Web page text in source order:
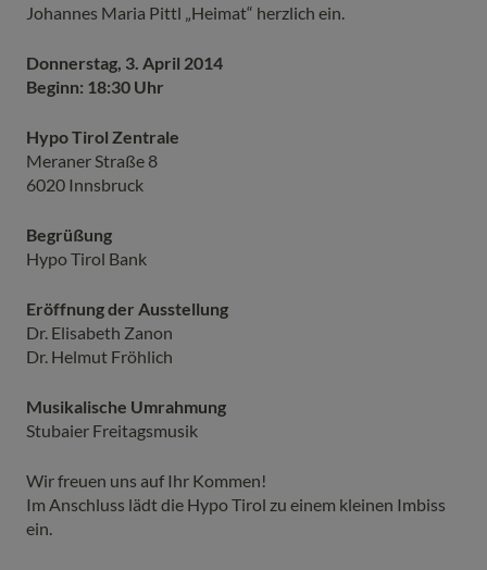
Johannes Maria Pittl „Heimat“ herzlich ein.
Donnerstag, 3. April 2014
Beginn: 18:30 Uhr
Hypo Tirol Zentrale
Meraner Straße 8
6020 Innsbruck
Begrüßung
Hypo Tirol Bank
Eröffnung der Ausstellung
Dr. Elisabeth Zanon
Dr. Helmut Fröhlich
Musikalische Umrahmung
Stubaier Freitagsmusik
Wir freuen uns auf Ihr Kommen!
Im Anschluss lädt die Hypo Tirol zu einem kleinen Imbiss
ein.